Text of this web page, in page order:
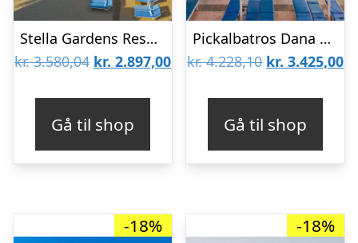
Stella Gardens Resort & Spa
kr.3.580,04 Den
var:
kr. 3.580,04.
kr. 2.897,00Den
kr. 2.897,00.
Gå til shop
Pickalbatros Dana Beach Resort
kr.4.228,10 Den
var:
kr. 4.228,10.
kr. 3.425,00
Gå til shop
-18% -18%